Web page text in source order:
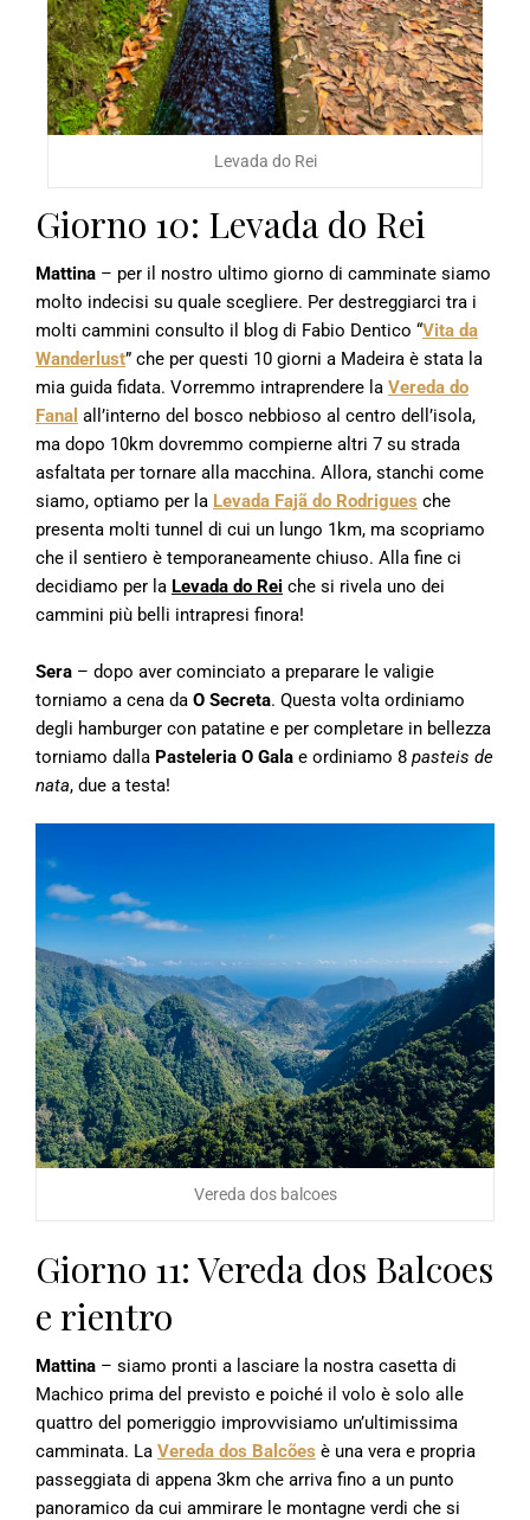
Levada do Rei
Giorno 10: Levada do Rei
Mattina – per il nostro ultimo giorno di camminate siamo
molto indecisi su quale scegliere. Per destreggiarci tra i
molti cammini consulto il blog di Fabio Dentico “Vita da
Wanderlust” che per questi 10 giorni a Madeira è stata la
mia guida fidata. Vorremmo intraprendere la Vereda do
Fanal all’interno del bosco nebbioso al centro dell’isola,
ma dopo 10km dovremmo compierne altri 7 su strada
asfaltata per tornare alla macchina. Allora, stanchi come
siamo, optiamo per la Levada Fajã do Rodrigues che
presenta molti tunnel di cui un lungo 1km, ma scopriamo
che il sentiero è temporaneamente chiuso. Alla fine ci
decidiamo per la Levada do Rei che si rivela uno dei
cammini più belli intrapresi finora!
Sera – dopo aver cominciato a preparare le valigie
torniamo a cena da O Secreta. Questa volta ordiniamo
degli hamburger con patatine e per completare in bellezza
torniamo dalla Pasteleria O Gala e ordiniamo 8 pasteis de
nata, due a testa!
Vereda dos balcoes
Giorno 11: Vereda dos Balcoes
e rientro
Mattina – siamo pronti a lasciare la nostra casetta di
Machico prima del previsto e poiché il volo è solo alle
quattro del pomeriggio improvvisiamo un’ultimissima
camminata. La Vereda dos Balcões è una vera e propria
passeggiata di appena 3km che arriva fino a un punto
panoramico da cui ammirare le montagne verdi che si